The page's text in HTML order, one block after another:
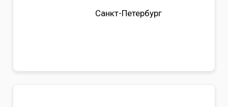
Санкт-Петербург